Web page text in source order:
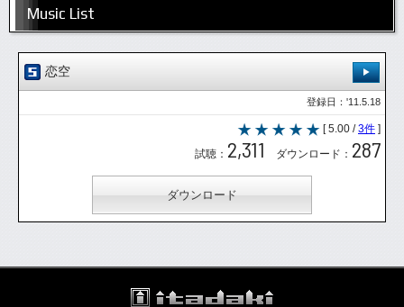
Music List
恋空
登録日：'11.5.18
[ 5.00 /3件 ]
試聴： 2,311 ダウンロード： 287
ダウンロード